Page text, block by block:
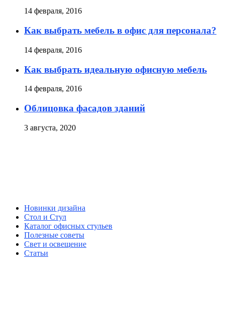
14 февраля, 2016
Как выбрать мебель в офис для персонала?
14 февраля, 2016
Как выбрать идеальную офисную мебель
14 февраля, 2016
Облицовка фасадов зданий
3 августа, 2020
Новинки дизайна
Стол и Стул
Каталог офисных стульев
Полезные советы
Свет и освещение
Статьи